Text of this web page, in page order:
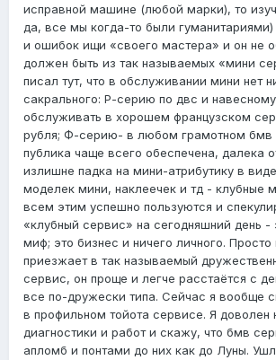
исправной машине (любой марки), то
да, все мы когда-то были
и ошибок ищи «своего мастера» и он не
должен быть из так называемых «мини
писал тут, что в обслуживании мини нет
сакрального: Р-серию по двс и
обслуживать в хорошем французском
рубля; Ф-серию- в любом грамотном бмв
публика чаще всего обеспечена, далека
излишне падка на мини-атрибутику в
моделек мини, наклеечек и тд - клубные
всем этим успешно пользуются и
«клубный сервис» на сегодняшний день -
миф; это бизнес и ничего личного. Просто
приезжает в так называемый
сервис, он проще и легче расстаётся с
все по-дружески типа. Сейчас я вообще
в профильном тойота сервисе. Я доволен
диагностики и работ и скажу, что бмв
апломб и понтами до них как до Луны.